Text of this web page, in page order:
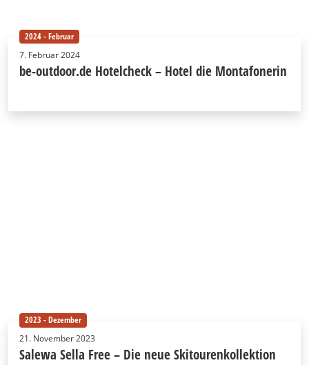
2024 - Februar
7. Februar 2024
be-outdoor.de Hotelcheck – Hotel die Montafonerin
2023 - Dezember
21. November 2023
Salewa Sella Free – Die neue Skitourenkollektion